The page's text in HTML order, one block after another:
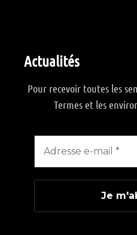
Actualités
Pour recevoir toutes les
Termes et les